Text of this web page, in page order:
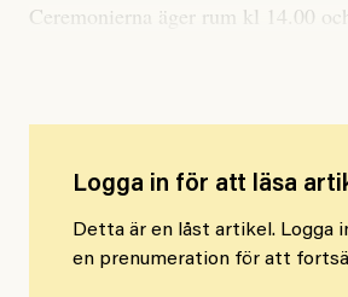
Ceremonierna äger rum kl 14.00
Logga in för att läsa
Detta är en låst artikel. Logga
en prenumeration för att